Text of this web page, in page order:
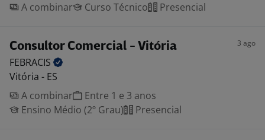
A combinar
Curso Técnico Presencial
Consultor Comercial - Vitória 3 ago
FEBRACIS
Vitória - ES
A combinar
Entre 1 e 3 anos
Ensino Médio (2º Grau)
Presencial